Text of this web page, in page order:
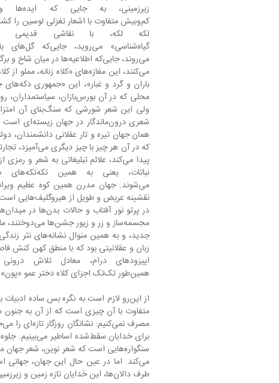
همین‌طور تک‌تک اجزای کلاه دختر عمو «پون» و پیشخدمت‌ها نخواهد بود؟
طرف دالان‌ها، این خدایان تازه زمین و زیر‌زمین دوباره در آن سکنی می‌گزینند.